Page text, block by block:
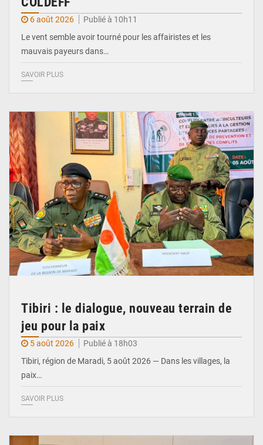
6 août 2026
Publié à 10h11
Le vent semble avoir tourné pour les affairistes et les
mauvais payeurs dans…
SAVOIR PLUS
Tibiri : le dialogue, nouveau terrain de
jeu pour la paix
5 août 2026
Publié à 18h03
Tibiri, région de Maradi, 5 août 2026 — Dans les villages, la
paix…
SAVOIR PLUS